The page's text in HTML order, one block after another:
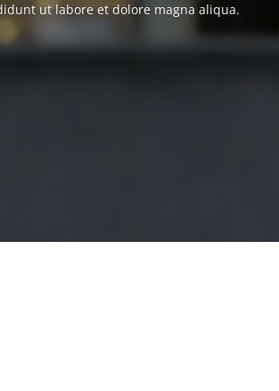
ut labore et dolore magna aliqua.